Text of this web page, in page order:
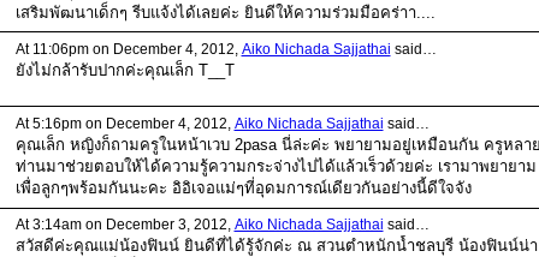
เสริมพัฒนาเด็กๆ รีบแจ้งได้เลยค่ะ ยินดีให้ความร่วมมือคร่าา....
At 11:06pm on December 4, 2012, Aiko Nichada Sajjathai said…
ยังไม่กล้ารับปากค่ะคุณเล็ก T__T
At 5:16pm on December 4, 2012, Aiko Nichada Sajjathai said…
คุณเล็ก หญิงก็ถามครูในหน้าเวบ 2pasa นี่ล่ะค่ะ พยายามอยู่เหมือนกัน ครูหลา
ท่านมาช่วยตอบให้ได้ความรู้ความกระจ่างไปได้แล้วเร็วด้วยค่ะ เรามาพยายาม
เพื่อลูกๆพร้อมกันนะคะ อิอิเจอแม่ๆที่อุดมการณ์เดียวกันอย่างนี้ดีใจจัง
At 3:14am on December 3, 2012, Aiko Nichada Sajjathai said…
สวัสดีค่ะคุณแม่น้องฟินน์ ยินดีที่ได้รู้จักค่ะ ณ สวนตำหนักน้ำชลบุรี น้องฟินน์น่า